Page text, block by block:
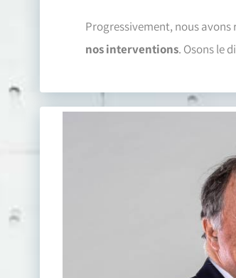
Progressivement, nous
nos interventions. Osons le